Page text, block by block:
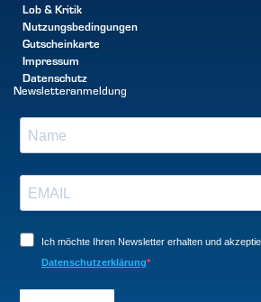
Lob & Kritik
Nutzungsbedingungen
Gutscheinkarte
Impressum
Datenschutz
Newsletteranmeldung
Ich möchte Ihren Newsletter erhalten und
Datenschutzerklärung